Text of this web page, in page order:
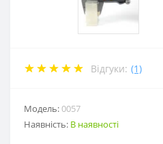
Відгуки: (1)
Модель:0057
Наявність: В наявності